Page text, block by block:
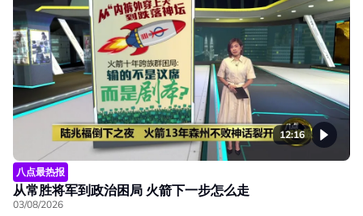
12:16
八点最热报
从常胜将军到政治困局 火箭下一步怎么走
03/08/2026